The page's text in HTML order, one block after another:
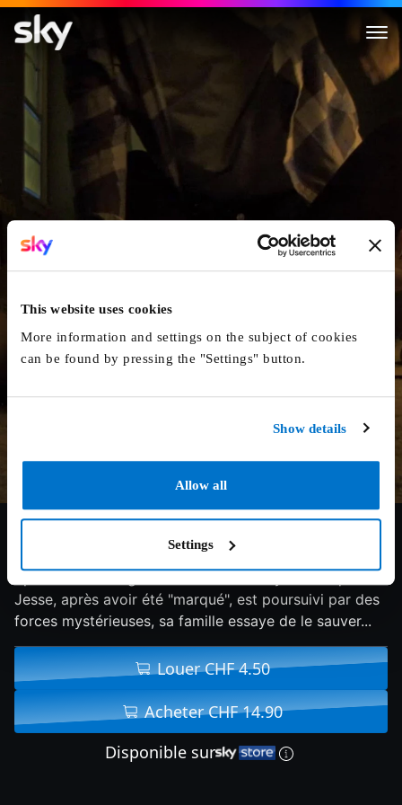
This website uses cookies
More information and settings on the subject of cookies
can be found by pressing the "Settings" button.
Show details
Allow all
Settings
Paranormal Activity : The
Spin-off de la saga Paranormal Activity : alors que
Jesse, après avoir été "marqué", est poursuivi par des
forces mystérieuses, sa famille essaye de le sauver...
Louer CHF 4.50
Acheter CHF 14.90
Disponible sur